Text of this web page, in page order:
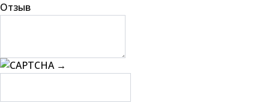
Отзыв
→